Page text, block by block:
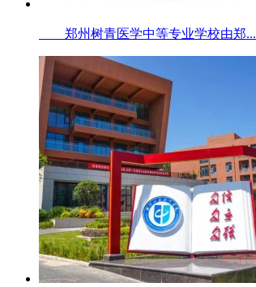
郑州树青医学中等专业学校由郑...